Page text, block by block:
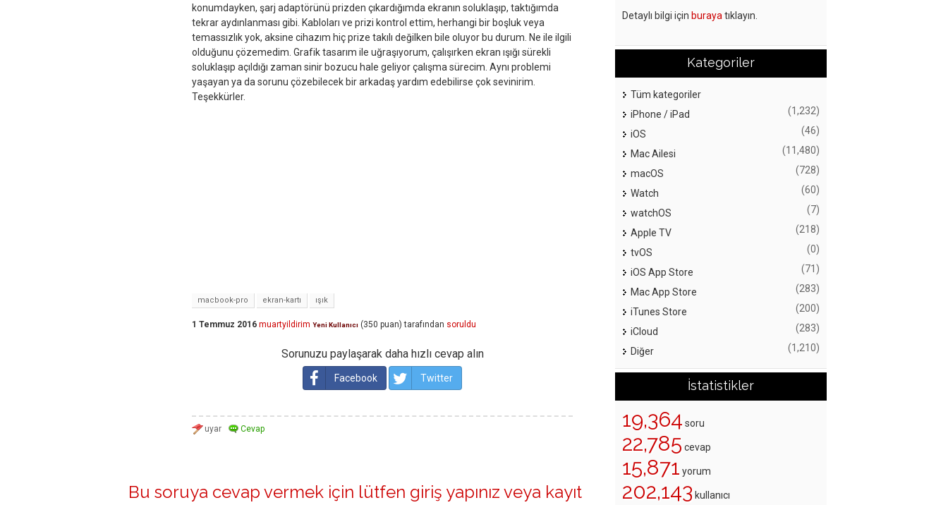
konumdayken, şarj adaptörünü prizden çıkardığımda ekranın soluklaşıp, taktığımda
tekrar aydınlanması gibi. Kabloları ve prizi kontrol ettim, herhangi bir boşluk veya
temassızlık yok, aksine cihazım hiç prize takılı değilken bile oluyor bu durum. Ne ile ilgili
olduğunu çözemedim. Grafik tasarım ile uğraşıyorum, çalışırken ekran ışığı sürekli
soluklaşıp açıldığı zaman sinir bozucu hale geliyor çalışma sürecim. Aynı problemi
yaşayan ya da sorunu çözebilecek bir arkadaş yardım edebilirse çok sevinirim.
Teşekkürler.
macbook-pro ekran-kartı ışık
1 Temmuz 2016 muartyildirim Yeni Kullanıcı (350 puan) tarafından soruldu
Sorunuzu paylaşarak daha hızlı cevap alın
Facebook Twitter
Bu soruya cevap vermek için lütfen giriş yapınız veya kayıt
Detaylı bilgi için buraya tıklayın.
Kategoriler
Tüm kategoriler
iPhone / iPad
(1,232)
iOS (46)
Mac Ailesi (11,480)
macOS (728)
Watch (60)
watchOS (7)
Apple TV (218)
tvOS (0)
iOS App Store (71)
Mac App Store (283)
iTunes Store (200)
iCloud (283)
Diğer (1,210)
İstatistikler
19,364 soru
22,785 cevap
15,871 yorum
202,143 kullanıcı